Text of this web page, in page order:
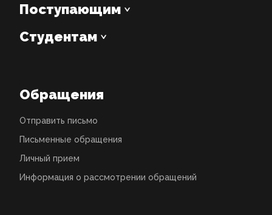
Поступающим
Студентам
Обращения
Отправить письмо
Письменные обращения
Личный прием
Информация о рассмотрении обращений